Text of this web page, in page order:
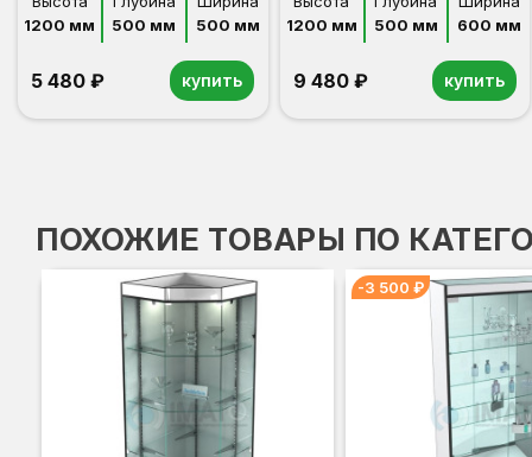
1200 мм
500 мм
500 мм
5 480 ₽ купить
1200 мм
500 мм
600 мм
9 480 ₽ купить
ПОХОЖИЕ ТОВАРЫ ПО
-3 500 ₽